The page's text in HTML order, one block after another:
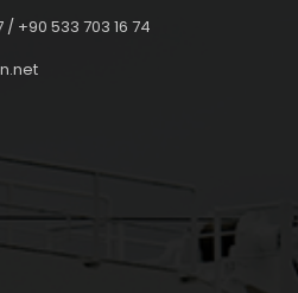
/ +90 533 703 16 74